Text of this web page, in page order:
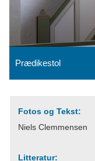
Prædikestol
Fotos og Tekst:
Niels Clemmensen
Litteratur: